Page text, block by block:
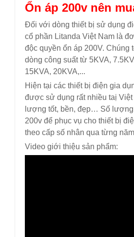
Ổn áp 200v nên
Đối với dòng thiết bị sử dụng
cổ phần Litanda Việt Nam là
độc quyền ổn áp 200V. Chúng
dòng công suất từ 5KVA,
15KVA, 20KVA,...
Hiện tại các thiết bị điện gia
được sử dụng rất nhiều taị Việt
lượng tốt, bền, đẹp… Số
200v để phục vụ cho thiết bị
theo cấp số nhân qua từng
Video giới thiệu sản phẩm: